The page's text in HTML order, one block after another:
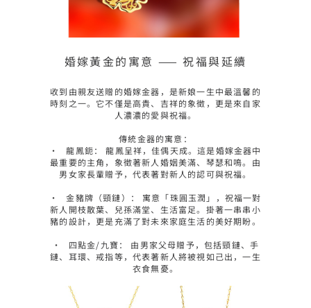
婚嫁黃金的寓意 —— 祝福與延續
收到由親友送贈的婚嫁金器，是新娘一生中最溫馨的
時刻之一。它不僅是高貴、吉祥的象徵，更是來自家
人濃濃的愛與祝福。
傳統金器的寓意：
•	龍鳳鈪： 龍鳳呈祥，佳偶天成。這是婚嫁金器中
最重要的主角，象徵著新人婚姻美滿、琴瑟和鳴。由
男女家長輩贈予，代表著對新人的認可與祝福。
•	金豬牌（頸鏈）： 寓意「珠圓玉潤」，祝福一對
新人開枝散葉、兒孫滿堂、生活富足。掛著一串串小
豬的設計，更是充滿了對未來家庭生活的美好期盼。
•	四點金/九寶： 由男家父母贈予，包括頸鏈、手
鏈、耳環、戒指等，代表著新人將被視如己出，一生